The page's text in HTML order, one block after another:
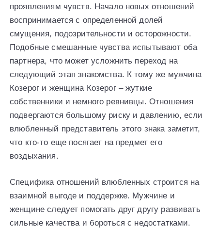
проявлениям чувств. Начало новых отношений
воспринимается с определенной долей
смущения, подозрительности и осторожности.
Подобные смешанные чувства испытывают оба
партнера, что может усложнить переход на
следующий этап знакомства. К тому же мужчина
Козерог и женщина Козерог – жуткие
собственники и немного ревнивцы. Отношения
подвергаются большому риску и давлению, если
влюбленный представитель этого знака заметит,
что кто-то еще посягает на предмет его
воздыхания.
Специфика отношений влюбленных строится на
взаимной выгоде и поддержке. Мужчине и
женщине следует помогать друг другу развивать
сильные качества и бороться с недостатками.